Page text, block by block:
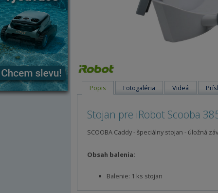
Popis Fotogaléria Videá
Stojan pre iRobot Scooba
SCOOBA Caddy - špeciálny stojan - úložná
Obsah balenia:
Balenie: 1 ks stojan